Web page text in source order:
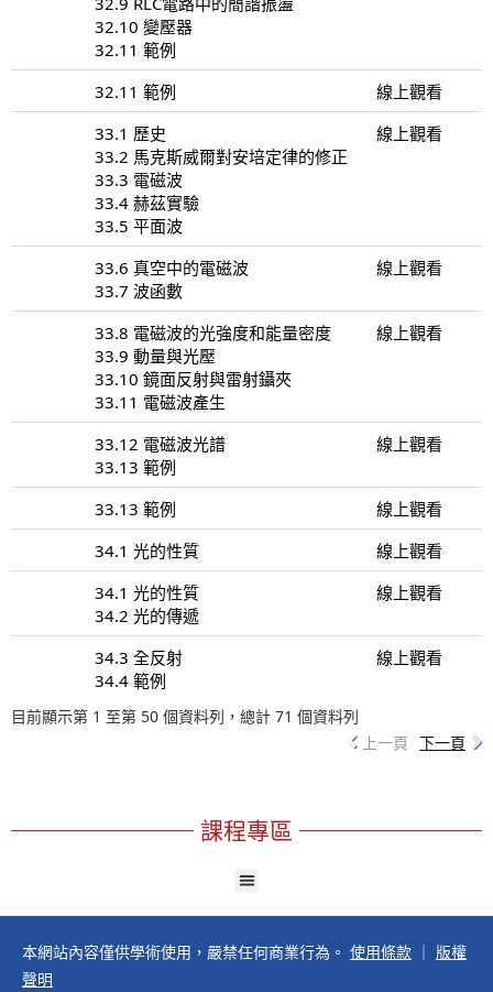
32.10 變壓器
32.11 範例
32.11 範例
線上觀看
33.1 歷史
33.2 馬克斯威爾對安培定律的修正
33.3 電磁波
33.4 赫茲實驗
33.5 平面波
線上觀看
33.6 真空中的電磁波
33.7 波函數
線上觀看
33.8 電磁波的光強度和能量密度
33.9 動量與光壓
33.10 鏡面反射與雷射鑷夾
33.11 電磁波產生
線上觀看
33.12 電磁波光譜
33.13 範例
線上觀看
33.13 範例
線上觀看
34.1 光的性質
線上觀看
34.1 光的性質
34.2 光的傳遞
線上觀看
34.3 全反射
34.4 範例
線上觀看
目前顯示第 1 至第 50 個資料列，總計 71 個資料列
上一頁 下一頁
課程專區
本網站內容僅供學術使用，嚴禁任何商業行為。 使用條款
版權
聲明